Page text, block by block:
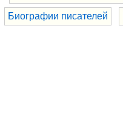
Биографии писателей